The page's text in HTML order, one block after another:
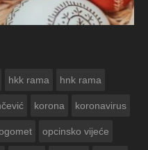
hkk rama hnk rama
korona koronavirus
opcinsko vijeće